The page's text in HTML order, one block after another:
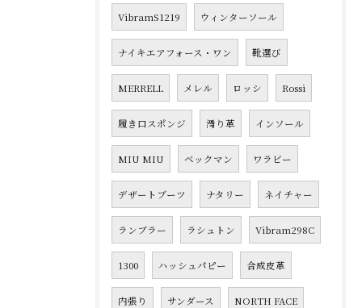
VibramS1219 ウィンターソール
ナイキエアフォース・ワン 靴選び
MERRELL メレル ロッシ Rossi
履き口スポンジ 滑り革 インソール
MIU MIU ベックマン ワラビー
デザートブーツ ナタリー ネイチャー
ランブラー ラシュトン Vibram298C
1300 ハッシュパピー 合成皮革
内張り サンダース NORTH FACE